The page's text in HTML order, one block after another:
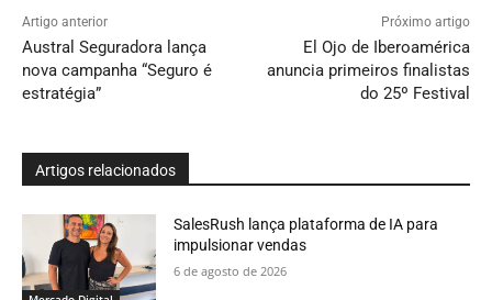
Artigo anterior
Austral Seguradora lança
nova campanha “Seguro é
estratégia”
Próximo artigo
El Ojo de Iberoamérica
anuncia primeiros finalistas
do 25º Festival
Artigos relacionados
SalesRush lança plataforma de IA para
impulsionar vendas
6 de agosto de 2026